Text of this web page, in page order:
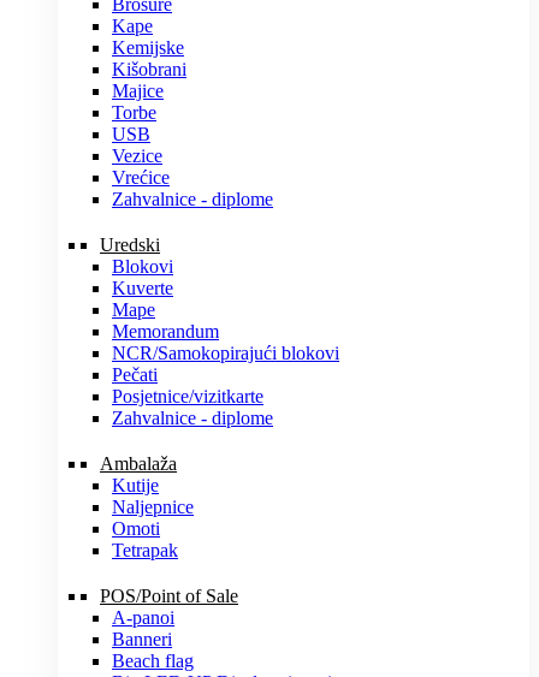
Brošure
Kape
Kemijske
Kišobrani
Majice
Torbe
USB
Vezice
Vrećice
Zahvalnice - diplome
Uredski
Blokovi
Kuverte
Mape
Memorandum
NCR/Samokopirajući blokovi
Pečati
Posjetnice/vizitkarte
Zahvalnice - diplome
Ambalaža
Kutije
Naljepnice
Omoti
Tetrapak
POS/Point of Sale
A-panoi
Banneri
Beach flag